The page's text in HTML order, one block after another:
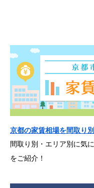
京都の家賃相場を間取り
間取り別・エリア別に気
をご紹介！